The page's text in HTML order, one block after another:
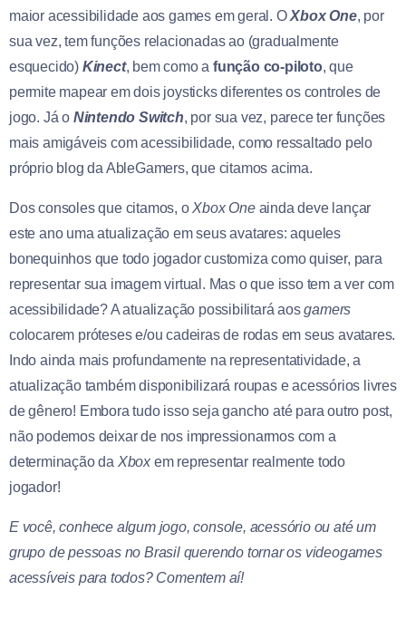
maior acessibilidade aos games em geral. OXbox One, por
sua vez, tem funções relacionadas ao (gradualmente
esquecido) Kinect, bem como afunção co-piloto, que
permite mapear em dois joysticks diferentes os controles de
jogo. Já o Nintendo Switch, por sua vez, parece ter funções
mais amigáveis com acessibilidade, como ressaltado pelo
próprio blog da AbleGamers, que citamos acima.
Dos consoles que citamos, oXbox Oneainda deve lançar
este ano uma atualização em seus avatares: aqueles
bonequinhos que todo jogador customiza como quiser, para
representar sua imagem virtual. Mas o que isso tem a ver com
acessibilidade? A atualização possibilitará aosgamers
colocarem próteses e/ou cadeiras de rodas em seus avatares.
Indo ainda mais profundamente na representatividade, a
atualização também disponibilizará roupas e acessórios livres
de gênero! Embora tudo isso seja gancho até para outro post,
não podemos deixar de nos impressionarmos com a
determinação da Xboxem representar realmente todo
jogador!
E você, conhece algum jogo, console, acessório ou até um
grupo de pessoas no Brasil querendo tornar os videogames
acessíveis para todos? Comentem aí!